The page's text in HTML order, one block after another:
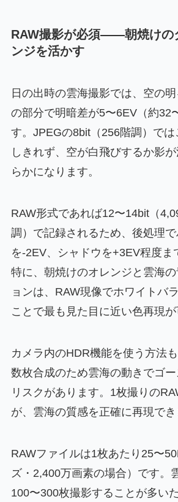
RAW撮影が必須——朝焼けの
ンジを活かす
日の出時の雲海撮影では、空の
の部分で明暗差が5〜6EV（約32
す。JPEGの8bit（256階調）で
しきれず、空が白飛びするか影
らかになります。
RAW形式であれば12〜14bit（
調）で記録されるため、後処理で
を-2EV、シャドウを+3EV程度ま
特に、朝焼けのオレンジと雲海
ョンは、RAW現像でホワイトバ
ことで最も見た目に近い色再現が
カメラ内のHDR機能を使う方法
数枚合成のため雲海の動きでゴ
リスクがあります。1枚撮りの
が、雲海の質感を正確に再現でき
RAWファイルは1枚あたり25〜
ズ・2,400万画素の場合）です。
100〜300枚撮影することが多い